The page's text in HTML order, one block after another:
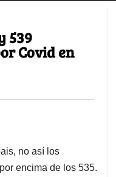
539
Covid en
no así los
encima de los 535.